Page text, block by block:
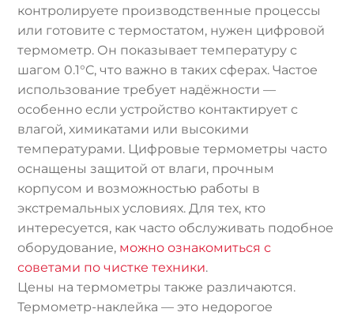
контролируете производственные процессы
или готовите с термостатом, нужен цифровой
термометр. Он показывает температуру с
шагом 0.1°C, что важно в таких сферах. Частое
использование требует надёжности —
особенно если устройство контактирует с
влагой, химикатами или высокими
температурами. Цифровые термометры часто
оснащены защитой от влаги, прочным
корпусом и возможностью работы в
экстремальных условиях. Для тех, кто
интересуется, как часто обслуживать подобное
оборудование, можно ознакомиться с
советами по чистке техники.
Цены на термометры также различаются.
Термометр-наклейка — это недорогое